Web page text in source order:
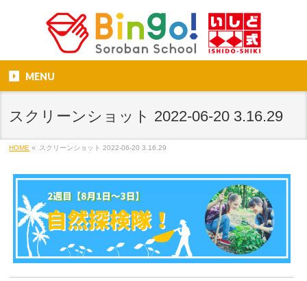
MENU
スクリーンショット 2022-06-20 3.16.29
HOME » スクリーンショット 2022-06-20 3.16.29